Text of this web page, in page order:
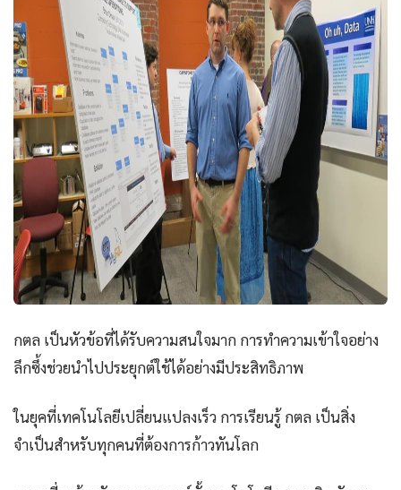
กตล เป็นหัวข้อที่ได้รับความสนใจมาก การทำความเข้าใจอย่าง
ลึกซึ้งช่วยนำไปประยุกต์ใช้ได้อย่างมีประสิทธิภาพ
ในยุคที่เทคโนโลยีเปลี่ยนแปลงเร็ว การเรียนรู้ กตล เป็นสิ่ง
จำเป็นสำหรับทุกคนที่ต้องการก้าวทันโลก